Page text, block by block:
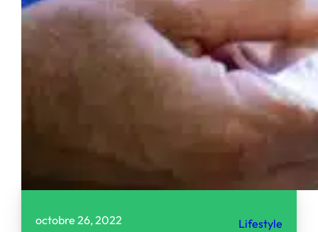
octobre 26, 2022 Lifestyle